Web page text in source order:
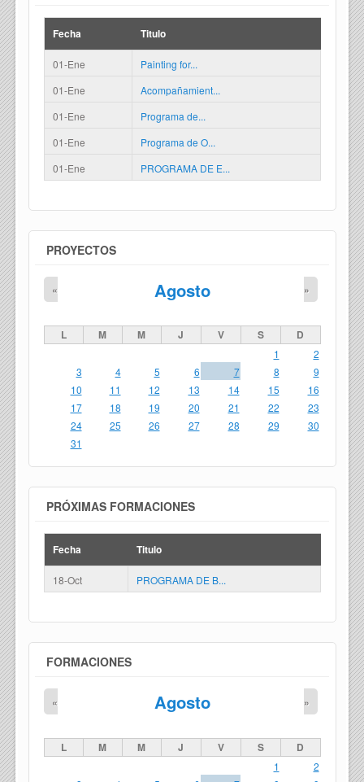
Fecha Titulo
01-Ene
Painting for...
01-Ene
Acompañamient...
01-Ene
Programa de...
01-Ene
Programa de O...
01-Ene
PROGRAMA DE E...
PROYECTOS
Agosto
« »
L M M J V S D
1
2
3
4 5 6 7 8
9
10
11 12 13 14 15
16
17
18 19 20 21 22
23
24
25 26 27 28 29
30
31
PRÓXIMAS FORMACIONES
Fecha Titulo
18-Oct PROGRAMA DE B...
FORMACIONES
Agosto
« »
L M M J V S D
1
2